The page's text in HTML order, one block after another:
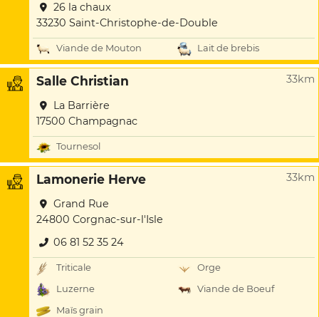
26 la chaux
33230 Saint-Christophe-de-Double
Viande de Mouton Lait de brebis
Salle Christian 33km
La Barrière
17500 Champagnac
Tournesol
Lamonerie Herve 33km
Grand Rue
24800 Corgnac-sur-l'Isle
06 81 52 35 24
Triticale
Orge
Luzerne
Viande de Boeuf
Maïs grain